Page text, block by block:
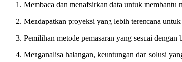
Membaca dan menafsirkan data untuk membantu
Mendapatkan proyeksi yang lebih terencana
Pemilihan metode pemasaran yang sesuai dengan
Menganalisa halangan, keuntungan dan solusi